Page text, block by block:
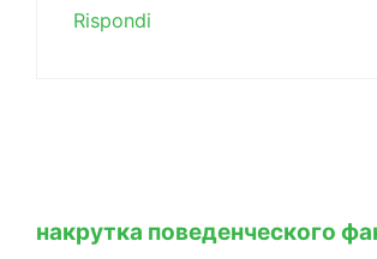
Rispondi
накрутка поведенческого